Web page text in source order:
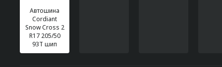
Автошина
Cordiant
Snow Cross 2
R17 205/50
93T шип